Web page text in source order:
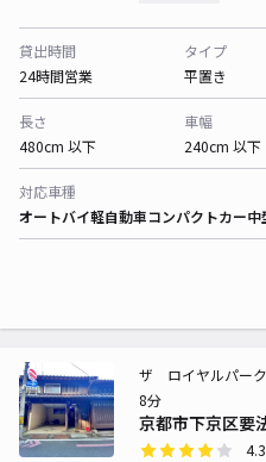
貸出時間
24時間営業
タイプ
平置き
長さ
480cm 以下
車幅
240cm 以下
対応車種
オートバイ軽自動車コンパクトカー中
京都市下京区要
ザ ロイヤルパー
8分
4.3